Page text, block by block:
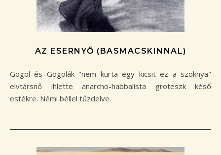
AZ ESERNYŐ (BASMACSKINNAL)
Gogol és Gogolák "nem kurta egy kicsit ez a szoknya"
elvtársnő ihlette anarcho-habbalista groteszk késő
estékre. Némi béllel tűzdelve.